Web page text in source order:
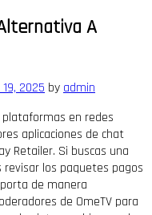
A
2025 by admin
en redes
aplicaciones de chat
Retailer. Si buscas una
revisar los paquetes pagos
de manera
de OmeTV para